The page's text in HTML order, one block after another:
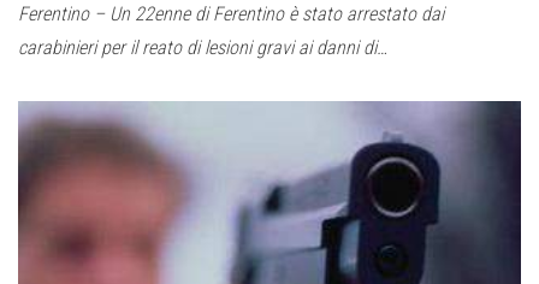
Ferentino – Un 22enne di Ferentino è stato arrestato dai
carabinieri per il reato di lesioni gravi ai danni di…